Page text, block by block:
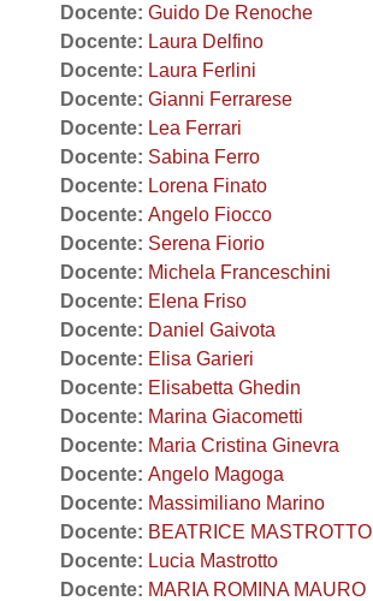
Docente: Guido De Renoche
Docente: Laura Delfino
Docente: Laura Ferlini
Docente: Gianni Ferrarese
Docente: Lea Ferrari
Docente: Sabina Ferro
Docente: Lorena Finato
Docente: Angelo Fiocco
Docente: Serena Fiorio
Docente: Michela Franceschini
Docente: Elena Friso
Docente: Daniel Gaivota
Docente: Elisa Garieri
Docente: Elisabetta Ghedin
Docente: Marina Giacometti
Docente: Maria Cristina Ginevra
Docente: Angelo Magoga
Docente: Massimiliano Marino
Docente: BEATRICE MASTROTTO
Docente: Lucia Mastrotto
Docente: MARIA ROMINA MAURO